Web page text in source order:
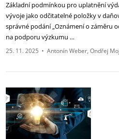
Základní podmínkou pro uplatnění
vývoje jako odčitatelné položky v
správné podání „Oznámení o záměru
na podporu výzkumu …
25. 11. 2025 • Antonín Weber Ondřej